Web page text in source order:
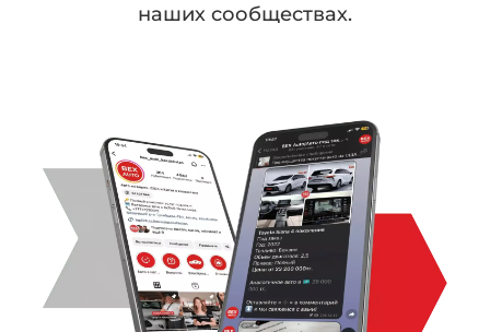
наших сообществах.